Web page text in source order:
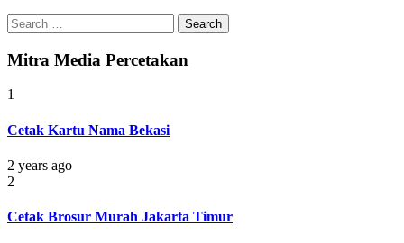
Search
for:
Mitra Media Percetakan
1
Cetak Kartu Nama Bekasi
2 years ago
2
Cetak Brosur Murah Jakarta Timur